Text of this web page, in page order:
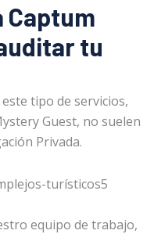
Captum
tu
tipo de servicios,
Guest, no suelen
Privada.
equipo de trabajo,